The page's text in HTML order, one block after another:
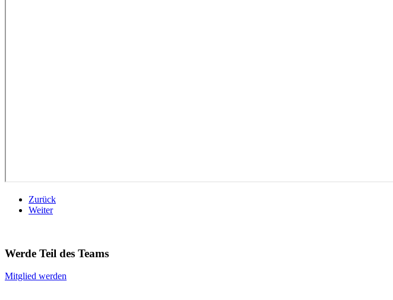
Zurück
Weiter
Werde Teil des Teams
Mitglied werden